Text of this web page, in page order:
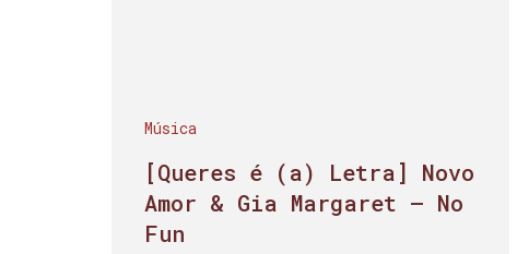
Música
[Queres é (a) Letra] Novo
Amor & Gia Margaret – No
Fun